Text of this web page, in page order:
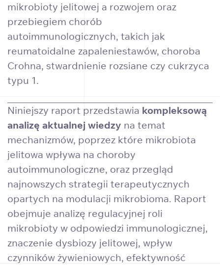
mikrobioty jelitowej a rozwojem oraz
przebiegiem chorób
autoimmunologicznych, takich jak
reumatoidalne zapaleniestawów, choroba
Crohna, stwardnienie rozsiane czy cukrzyca
typu 1.
Niniejszy raport przedstawia kompleksową
analizę aktualnej wiedzy na temat
mechanizmów, poprzez które mikrobiota
jelitowa wpływa na choroby
autoimmunologiczne, oraz przegląd
najnowszych strategii terapeutycznych
opartych na modulacji mikrobioma. Raport
obejmuje analizę regulacyjnej roli
mikrobioty w odpowiedzi immunologicznej,
znaczenie dysbiozy jelitowej, wpływ
czynników żywieniowych, efektywność